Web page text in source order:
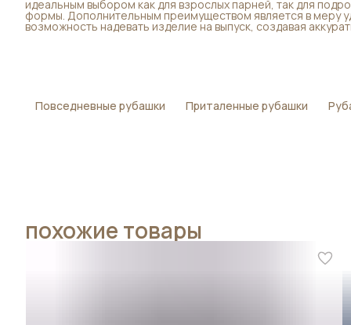
идеальным выбором как для взрослых парней, так для
формы. Дополнительным преимуществом является в меру
возможность надевать изделие на выпуск, создавая
Повседневные рубашки Приталенные рубашки
похожие товары